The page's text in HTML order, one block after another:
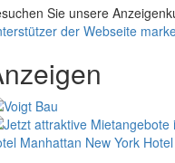
Sie unsere
der Webseite
Manhattan New York